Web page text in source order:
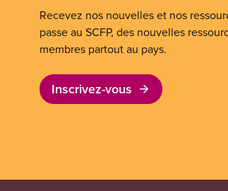
Recevez nos nouvelles et nos
passe au SCFP, des nouvelles
membres partout au pays.
Inscrivez-vous